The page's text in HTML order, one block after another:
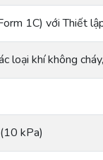
1C) với Thiết
loại khí không
kPa)